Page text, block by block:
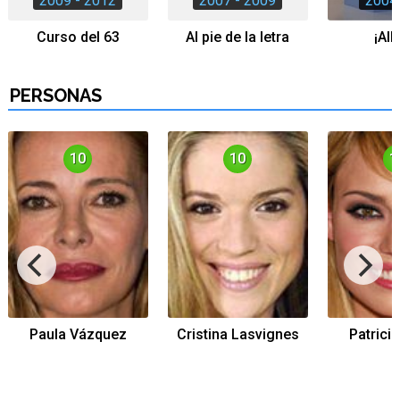
Canción ganadora de Eurovisión 2026: DARA con "Bangaranga" por Bulgaria
Curso del 63 Al pie de la letra
PERSONAS
10
Paula Vázquez
10
Cristina Lasvignes